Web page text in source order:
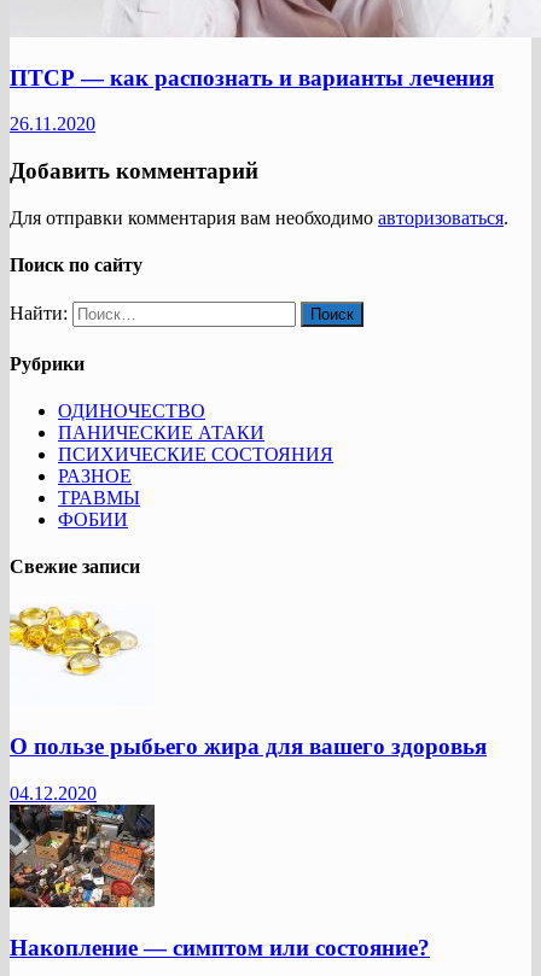
ПТСР — как распознать и варианты лечения
26.11.2020
Добавить комментарий
Для отправки комментария вам необходимо авторизоваться.
Поиск по сайту
Найти:
Рубрики
ОДИНОЧЕСТВО
ПАНИЧЕСКИЕ АТАКИ
ПСИХИЧЕСКИЕ СОСТОЯНИЯ
РАЗНОЕ
ТРАВМЫ
ФОБИИ
Свежие записи
О пользе рыбьего жира для вашего здоровья
04.12.2020
Накопление — симптом или состояние?